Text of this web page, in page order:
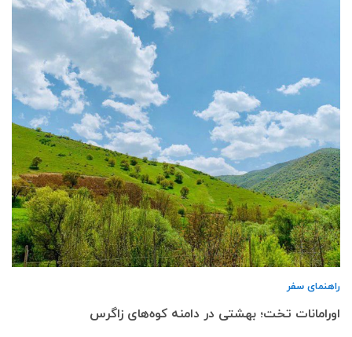
راهنمای سفر
اورامانات تخت؛ بهشتی در دامنه کوه‌های زاگرس